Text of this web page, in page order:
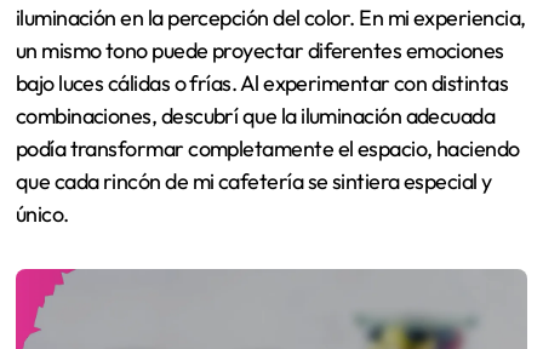
iluminación en la percepción del color. En mi experiencia,
un mismo tono puede proyectar diferentes emociones
bajo luces cálidas o frías. Al experimentar con distintas
combinaciones, descubrí que la iluminación adecuada
podía transformar completamente el espacio, haciendo
que cada rincón de mi cafetería se sintiera especial y
único.